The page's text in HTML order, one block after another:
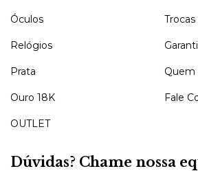
Óculos
Relógios
Prata
Ouro 18K
OUTLET
Quem
Fale
Dúvidas? Chame nossa